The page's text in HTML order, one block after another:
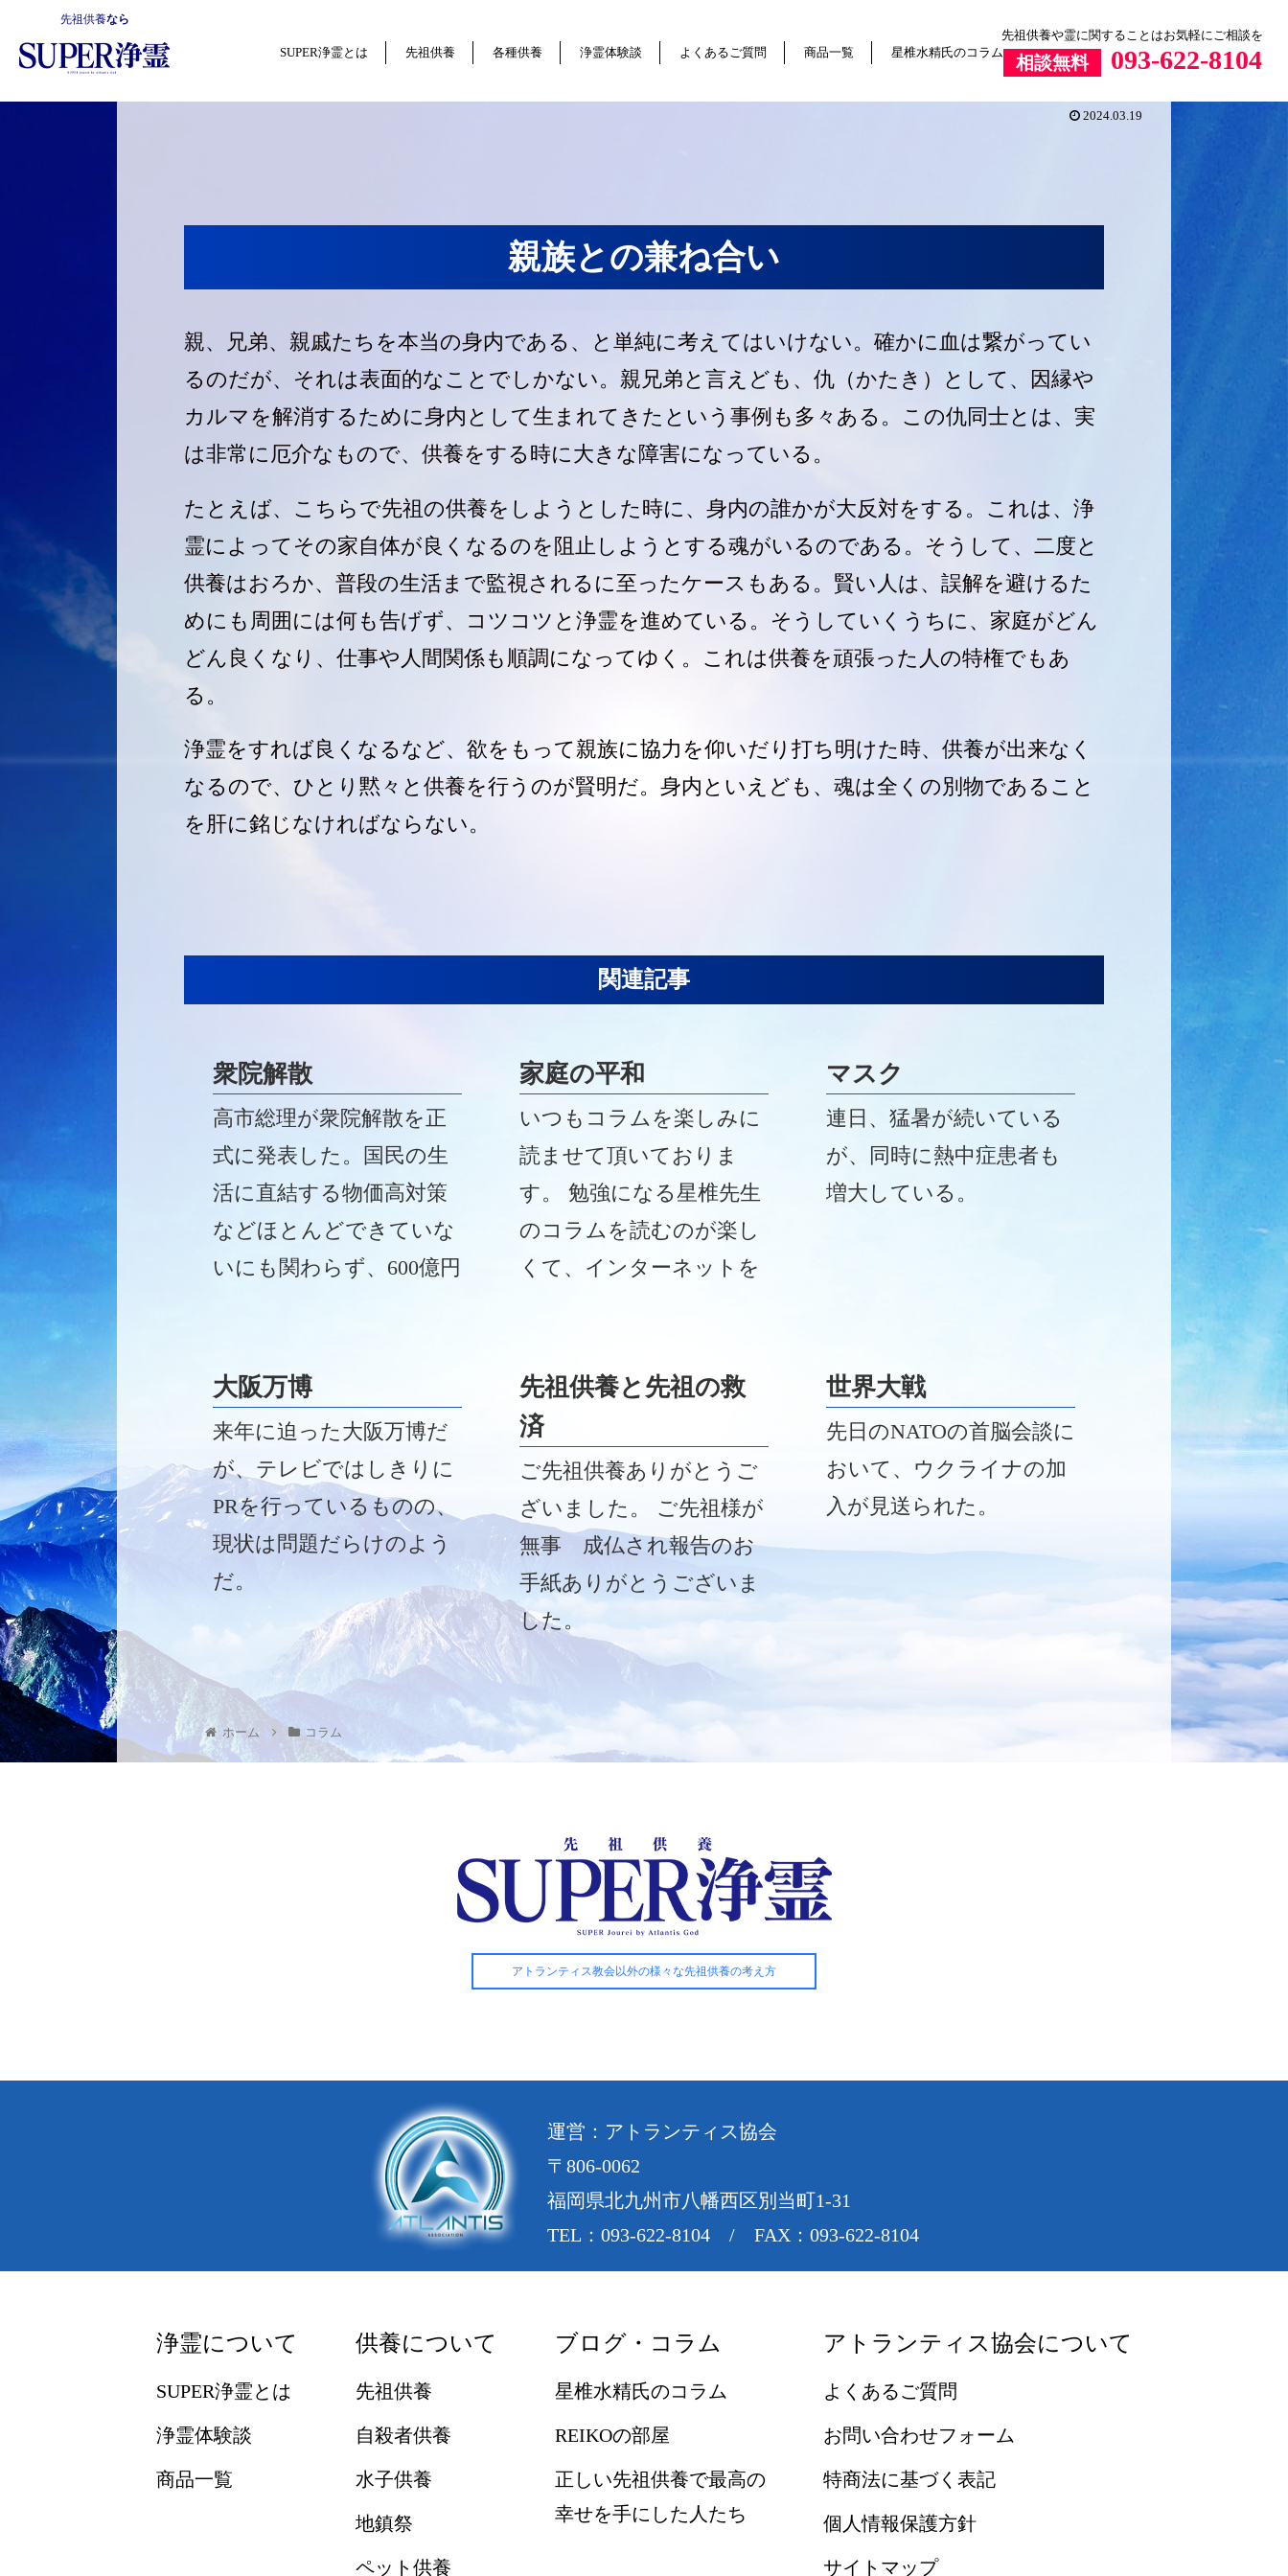
先祖供養なら
SUPER浄霊とは 先祖供養 各種供養 浄霊体験談 よくあるご質問 商品一覧 星椎水精氏のコラム
先祖供養や霊に関することはお気軽にご相談を
相談無料 093-622-8104
2024.03.19
親族との兼ね合い
親、兄弟、親戚たちを本当の身内である、と単純に考えてはいけない。確かに血は繋がってい
るのだが、それは表面的なことでしかない。親兄弟と言えども、仇（かたき）として、因縁や
カルマを解消するために身内として生まれてきたという事例も多々ある。この仇同士とは、実
は非常に厄介なもので、供養をする時に大きな障害になっている。
たとえば、こちらで先祖の供養をしようとした時に、身内の誰かが大反対をする。これは、浄
霊によってその家自体が良くなるのを阻止しようとする魂がいるのである。そうして、二度と
供養はおろか、普段の生活まで監視されるに至ったケースもある。賢い人は、誤解を避けるた
めにも周囲には何も告げず、コツコツと浄霊を進めている。そうしていくうちに、家庭がどん
どん良くなり、仕事や人間関係も順調になってゆく。これは供養を頑張った人の特権でもあ
る。
浄霊をすれば良くなるなど、欲をもって親族に協力を仰いだり打ち明けた時、供養が出来なく
なるので、ひとり黙々と供養を行うのが賢明だ。身内といえども、魂は全くの別物であること
を肝に銘じなければならない。
関連記事
衆院解散
高市総理が衆院解散を正
式に発表した。国民の生
活に直結する物価高対策
などほとんどできていな
いにも関わらず、600億円
声の方が圧倒的に大き
い。
家庭の平和
いつもコラムを楽しみに
読ませて頂いておりま
す。 勉強になる星椎先生
のコラムを読むのが楽し
くて、インターネットを
マスク
連日、猛暑が続いている
が、同時に熱中症患者も
増大している。
大阪万博
来年に迫った大阪万博だ
が、テレビではしきりに
PRを行っているものの、
現状は問題だらけのよう
だ。
先祖供養と先祖の救
済
ご先祖供養ありがとうご
ざいました。 ご先祖様が
無事 成仏され報告のお
手紙ありがとうございま
した。
世界大戦
先日のNATOの首脳会談に
おいて、ウクライナの加
入が見送られた。
ホーム コラム
アトランティス教会以外の様々な先祖供養の考え方
運営：アトランティス協会
〒806-0062
福岡県北九州市八幡西区別当町1-31
TEL：093-622-8104 / FAX：093-622-8104
浄霊について
SUPER浄霊とは
浄霊体験談
商品一覧
供養について
先祖供養
自殺者供養
水子供養
地鎮祭
ペット供養
ブログ・コラム
星椎水精氏のコラム
REIKOの部屋
正しい先祖供養で最高の
幸せを手にした人たち
アトランティス協会について
よくあるご質問
お問い合わせフォーム
特商法に基づく表記
個人情報保護方針
サイトマップ